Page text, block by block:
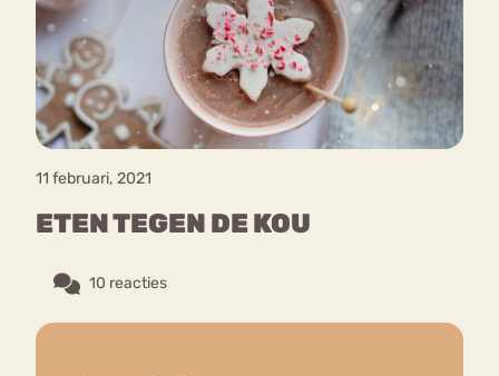
11 februari, 2021
ETEN TEGEN DE KOU
10 reacties
Chat
Forum
Bouli
mia
Nerv
osa
Eetstoornis Anorexia Nervosa
Orthorexia
Afvallen Angst